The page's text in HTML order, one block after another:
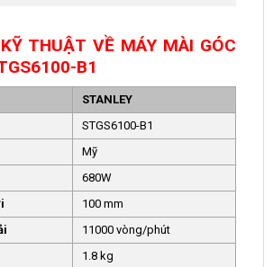
THUẬT VỀ MÁY MÀI GÓC
B1
STANLEY
STGS6100-B1
Mỹ
680W
100 mm
11000 vòng/phút
1.8 kg